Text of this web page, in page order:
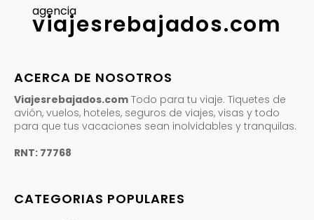
agencia
viajesrebajados.com
ACERCA DE NOSOTROS
Viajesrebajados.com Todo para tu viaje. Tiquetes de
avión, vuelos, hoteles, seguros de viajes, visas y todo
para que tus vacaciones sean inolvidables y tranquilas.
RNT: 77768
CATEGORIAS POPULARES